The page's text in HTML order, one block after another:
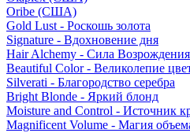
Oribe (США)
Gold Lust - Роскошь золота
Signature - Вдохновение дня
Hair Alchemy - Сила Возрождения
Beautiful Color - Великолепие
Silverati - Благородство серебра
Bright Blonde - Яркий блонд
Moisture and Control - Источник
Magnificent Volume - Магия